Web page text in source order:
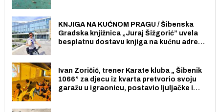
KNJIGA NA KUĆNOM PRAGU / Šibenska
Gradska knjižnica „Juraj Šižgorić” uvela
besplatnu dostavu knjiga na kućnu adresu
Ivan Zoričić, trener Karate kluba „ Šibenik
1066” za djecu iz kvarta pretvorio svoju
garažu u igraonicu, postavio ljuljačke i